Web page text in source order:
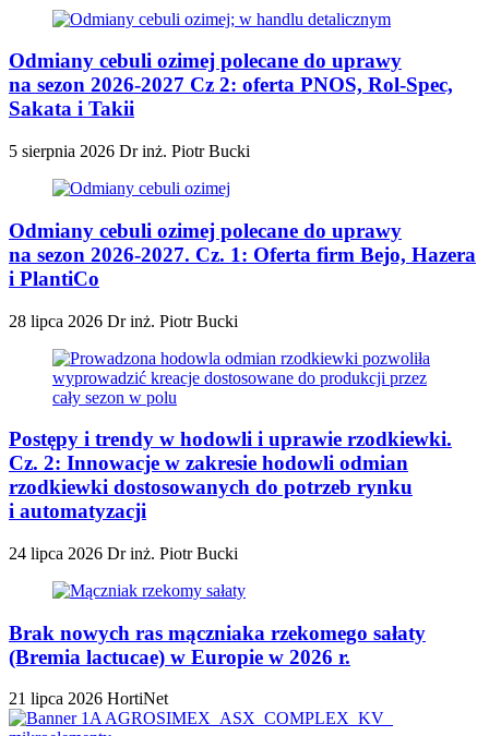
Odmiany cebuli ozimej polecane do uprawy
na sezon 2026-2027 Cz 2: oferta PNOS, Rol-Spec,
Sakata i Takii
5 sierpnia 2026 Dr inż. Piotr Bucki
Odmiany cebuli ozimej polecane do uprawy
na sezon 2026-2027. Cz. 1: Oferta firm Bejo, Hazera
i PlantiCo
28 lipca 2026 Dr inż. Piotr Bucki
Postępy i trendy w hodowli i uprawie rzodkiewki.
Cz. 2: Innowacje w zakresie hodowli odmian
rzodkiewki dostosowanych do potrzeb rynku
i automatyzacji
24 lipca 2026 Dr inż. Piotr Bucki
Brak nowych ras mączniaka rzekomego sałaty
(Bremia lactucae) w Europie w 2026 r.
21 lipca 2026 HortiNet